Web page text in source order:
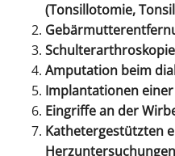
(Tonsillotomie,
Schulterarthroskopie
Amputation beim
Implantationen
Eingriffe an der
Kathetergestützten